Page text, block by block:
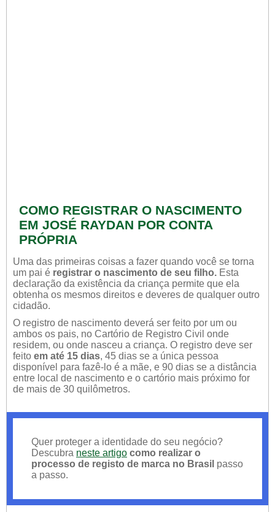
COMO REGISTRAR O NASCIMENTO
EM JOSÉ RAYDAN POR CONTA
PRÓPRIA
Uma das primeiras coisas a fazer quando você se torna
um pai é registrar o nascimento de seu filho. Esta
declaração da existência da criança permite que ela
obtenha os mesmos direitos e deveres de qualquer outro
cidadão.
O registro de nascimento deverá ser feito por um ou
ambos os pais, no Cartório de Registro Civil onde
residem, ou onde nasceu a criança. O registro deve ser
feito em até 15 dias, 45 dias se a única pessoa
disponível para fazê-lo é a mãe, e 90 dias se a distância
entre local de nascimento e o cartório mais próximo for
de mais de 30 quilômetros.
Quer proteger a identidade do seu negócio?
Descubra neste artigo como realizar o
processo de registo de marca no Brasil passo
a passo.